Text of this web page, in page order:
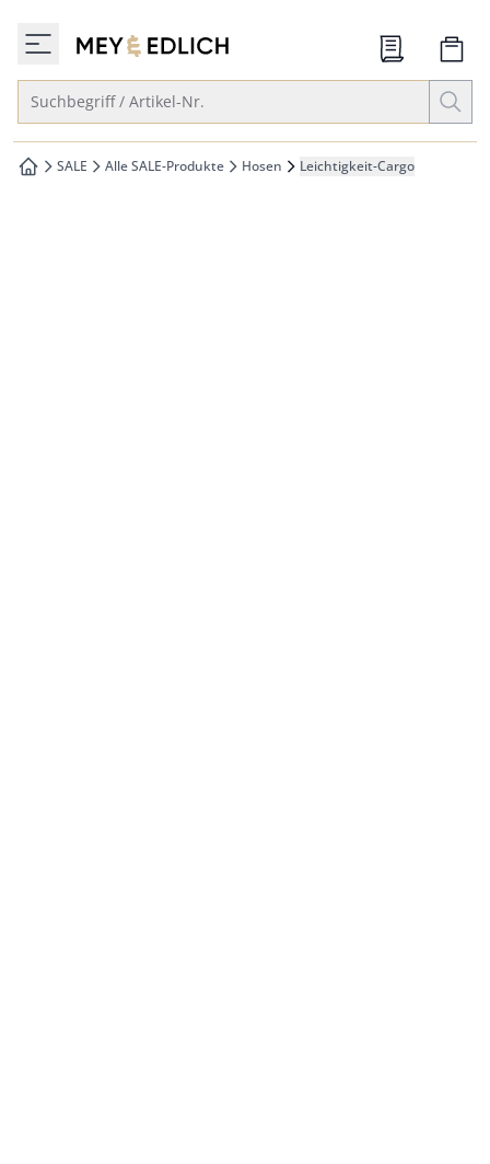
springen
springen
zur Startseite
Suchbegriff / Artikel-Nr.
zur Startseite
SALE Alle SALE-Produkte Hosen Leichtigkeit-Cargo